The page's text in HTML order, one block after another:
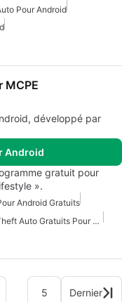
Pour Android
MCPE
développé par
Android
gratuit pour
».
Android Gratuits
Jeux Grand Theft Auto Gratuits Pour Android
5 Dernier